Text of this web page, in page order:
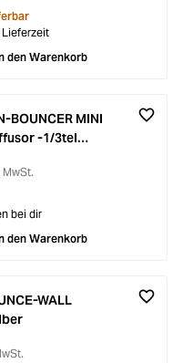
Lieferzeit
den Warenkorb
BOUNCER MINI
-1/3tel
MwSt.
bei dir
den Warenkorb
WALL